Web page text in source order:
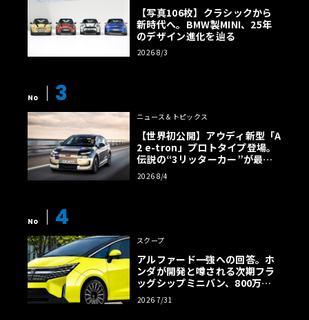
【写真106枚】クラシックから
新時代へ。BMW製MINI、25年
のデザイン進化を辿る
2026 8/3
No 3
ニュース＆トピックス
【世界初公開】アウディ新型「A
2 e-tron」プロトタイプ登場。
伝説の“3リッターカー”が最高
効率エントリーBEVとして復活
【画像38枚】
2026 8/4
No 4
スクープ
アルファード一強への回答。ホ
ンダが開発と噂される次期フラ
ッグシップミニバン、800万円
超の勝算【予想CG】
2026 7/31